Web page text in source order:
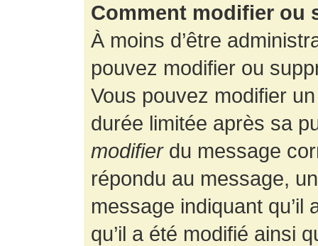
Comment modifier ou
À moins d’être
pouvez modifier ou
Vous pouvez modifier
durée limitée après sa
modifierdu message
répondu au message,
message indiquant
qu’il a été modifié ainsi